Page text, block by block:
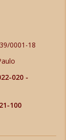
0001-18
020 -
100